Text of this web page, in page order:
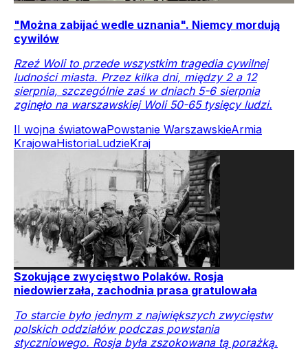
"Można zabijać wedle uznania". Niemcy mordują
cywilów
Rzeź Woli to przede wszystkim tragedia cywilnej
ludności miasta. Przez kilka dni, między 2 a 12
sierpnia, szczególnie zaś w dniach 5-6 sierpnia
zginęło na warszawskiej Woli 50-65 tysięcy ludzi.
II wojna światowaPowstanie WarszawskieArmia
KrajowaHistoriaLudzieKraj
Szokujące zwycięstwo Polaków. Rosja
niedowierzała, zachodnia prasa gratulowała
To starcie było jednym z największych zwycięstw
polskich oddziałów podczas powstania
styczniowego. Rosja była zszokowana tą porażką.